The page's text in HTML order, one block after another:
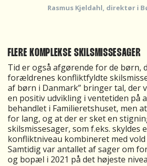
Rasmus Kjeldahl, direktør i
FLERE KOMPLEKSE SKILSMISSESAGER
Tid er også afgørende for de børn,
forældrenes konfliktfyldte
af børn i Danmark” bringer tal, der
en positiv udvikling i ventetiden på
behandlet i Familieretshuset, men
for lang, og at der er sket en
skilsmissesager, som f.eks. skyldes
konfliktniveau kombineret med vold
Samtidig var antallet af sager om
og bopæl i 2021 på det højeste